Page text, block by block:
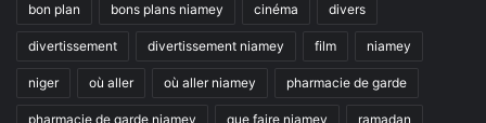
bon plan bons plans niamey cinéma divers
divertissement divertissement niamey film niamey
niger où aller où aller niamey pharmacie de garde
pharmacie de garde niamey que faire niamey ramadan